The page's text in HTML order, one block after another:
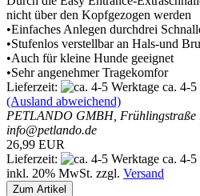
nicht über den Kopfgezogen werden
•Einfaches Anlegen durchdrei
•Stufenlos verstellbar an Hals-und
•Auch für kleine Hunde geeignet
•Sehr angenehmer Tragekomfor
Lieferzeit:
ca. 4-5
(Ausland abweichend)
PETLANDO GMBH, Frühlingstraße
info@petlando.de
26,99 EUR
Lieferzeit:
ca. 4-5
inkl. 20% MwSt. zzgl. Versand
Zum Artikel